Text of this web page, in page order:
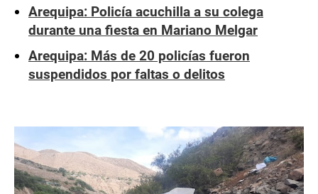
Arequipa: Policía acuchilla a su colega
durante una fiesta en Mariano Melgar
Arequipa: Más de 20 policías fueron
suspendidos por faltas o delitos